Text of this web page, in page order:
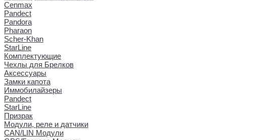
Cenmax
Pandect
Pandora
Pharaon
Scher-Khan
StarLine
Комплектующие
Чехлы для Брелков
Аксессуары
Замки капота
Иммобилайзеры
Pandect
StarLine
Призрак
Модули, реле и датчики
CAN/LIN Модули